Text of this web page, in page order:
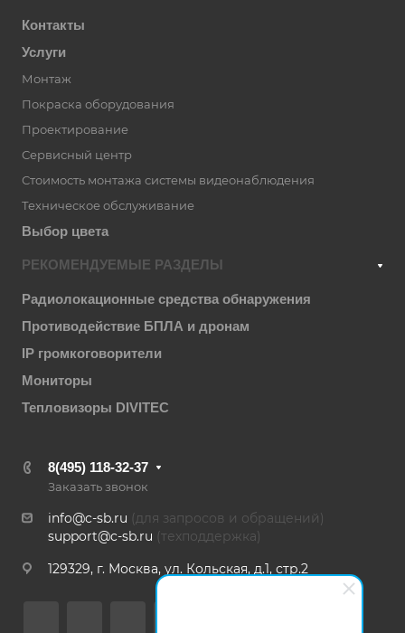
Контакты
Услуги
Монтаж
Покраска оборудования
Проектирование
Сервисный центр
Стоимость монтажа системы видеонаблюдения
Техническое обслуживание
Выбор цвета
РЕКОМЕНДУЕМЫЕ РАЗДЕЛЫ
Радиолокационные средства обнаружения
Противодействие БПЛА и дронам
IP громкоговорители
Мониторы
Тепловизоры DIVITEC
8(495) 118-32-37
Заказать звонок
info@c-sb.ru (для запросов и обращений)
support@c-sb.ru (техподдержка)
129329, г. Москва, ул. Кольская, д.1, стр.2